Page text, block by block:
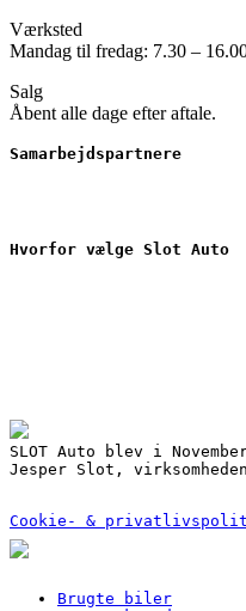
Værksted
Mandag til fredag: 7.30 –
Salg
Åbent alle dage efter aftale.
Samarbejdspartnere
Hvorfor vælge Slot Auto
SLOT Auto blev i
Jesper Slot,
Cookie- &
Close
Brugte biler